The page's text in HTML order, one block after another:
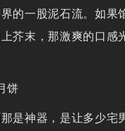
的一股泥石流。如果
芥末，那激爽的口感
饼
是神器，是让多少宅